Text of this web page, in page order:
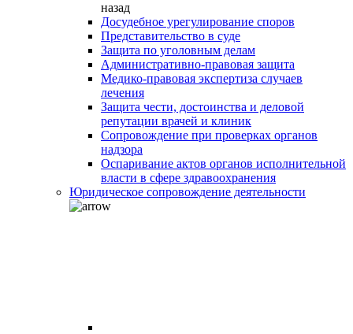
назад
Досудебное урегулирование споров
Представительство в суде
Защита по уголовным делам
Административно-правовая защита
Медико-правовая экспертиза случаев
лечения
Защита чести, достоинства и деловой
репутации врачей и клиник
Сопровождение при проверках органов
надзора
Оспаривание актов органов исполнительной
власти в сфере здравоохранения
Юридическое сопровождение деятельности